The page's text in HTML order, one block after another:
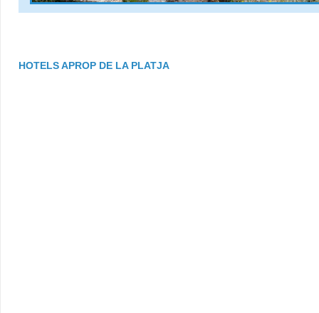
HOTELS APROP DE LA PLATJA